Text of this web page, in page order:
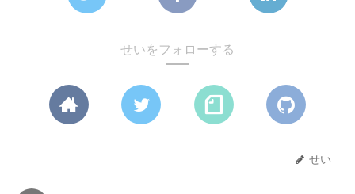
せいをフォローする
せい